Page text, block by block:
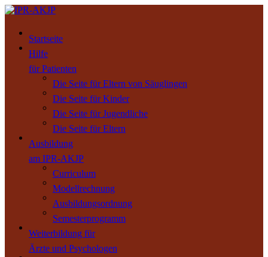
Startseite
Hilfe
für Patienten
Die Seite für Eltern von Säuglingen
Die Seite für Kinder
Die Seite für Jugendliche
Die Seite für Eltern
Ausbildung
am IPR-AKJP
Curriculum
Modellrechnung
Ausbildungsordnung
Semesterprogramm
Weiterbildung für
Ärzte und Psychologen